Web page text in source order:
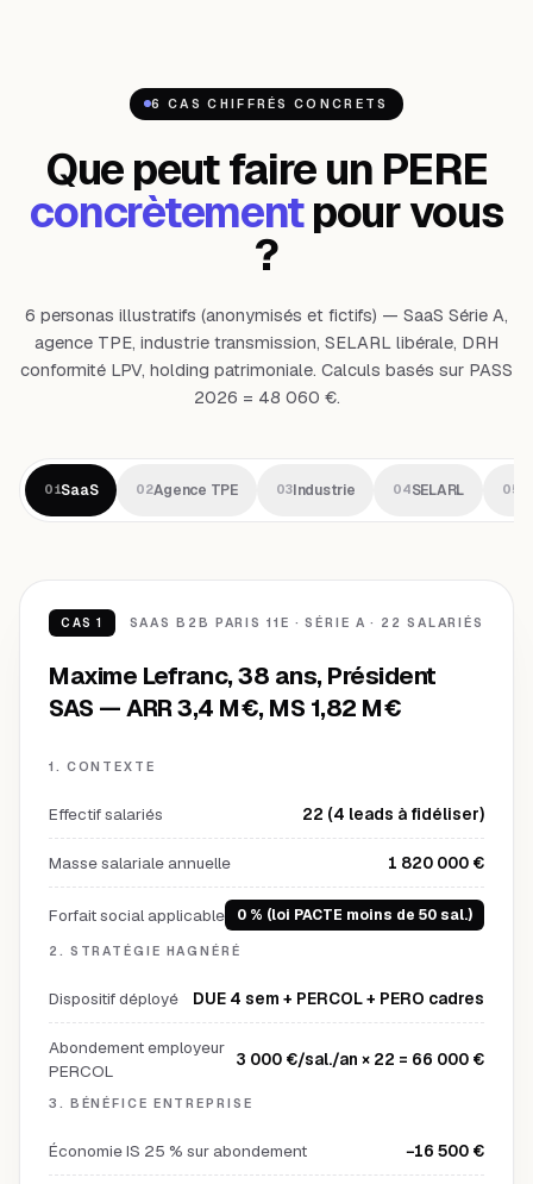
6 CAS CHIFFRÉS CONCRETS
Que peut faire un PERE
concrètementpour vous
?
6 personas illustratifs (anonymisés et fictifs) — SaaS Série A,
agence TPE, industrie transmission, SELARL libérale, DRH
conformité LPV, holding patrimoniale. Calculs basés sur PASS
2026 = 48 060 €.
01SaaS 02Agence TPE 03Industrie 04SELARL 05
CAS 1 SAAS B2B PARIS 11E · SÉRIE A · 22 SALARIÉS
Maxime Lefranc, 38 ans, Président
SAS — ARR 3,4 M€, MS 1,82 M€
1. CONTEXTE
Effectif salariés 22 (4 leads à fidéliser)
Masse salariale annuelle 1 820 000 €
Forfait social applicable 0 % (loi PACTE moins de 50 sal.)
2. STRATÉGIE HAGNÉRÉ
Dispositif déployé DUE 4 sem + PERCOL + PERO cadres
Abondement employeur
PERCOL
3 000 €/sal./an × 22 = 66 000 €
3. BÉNÉFICE ENTREPRISE
Économie IS 25 % sur abondement −16 500 €